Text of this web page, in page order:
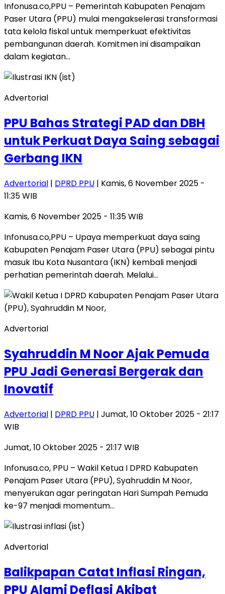
Infonusa.co,PPU – Pemerintah Kabupaten Penajam
Paser Utara (PPU) mulai mengakselerasi transformasi
tata kelola fiskal untuk memperkuat efektivitas
pembangunan daerah. Komitmen ini disampaikan
dalam kegiatan…
Advertorial
PPU Bahas Strategi PAD dan DBH
untuk Perkuat Daya Saing sebagai
Gerbang IKN
Advertorial | DPRD PPU | Kamis, 6 November 2025 -
11:35 WIB
Kamis, 6 November 2025 - 11:35 WIB
Infonusa.co,PPU – Upaya memperkuat daya saing
Kabupaten Penajam Paser Utara (PPU) sebagai pintu
masuk Ibu Kota Nusantara (IKN) kembali menjadi
perhatian pemerintah daerah. Melalui…
Advertorial
Syahruddin M Noor Ajak Pemuda
PPU Jadi Generasi Bergerak dan
Inovatif
Advertorial | DPRD PPU | Jumat, 10 Oktober 2025 - 21:17
WIB
Jumat, 10 Oktober 2025 - 21:17 WIB
Infonusa.co, PPU – Wakil Ketua I DPRD Kabupaten
Penajam Paser Utara (PPU), Syahruddin M Noor,
menyerukan agar peringatan Hari Sumpah Pemuda
ke-97 menjadi momentum…
Advertorial
Balikpapan Catat Inflasi Ringan,
PPU Alami Deflasi Akibat